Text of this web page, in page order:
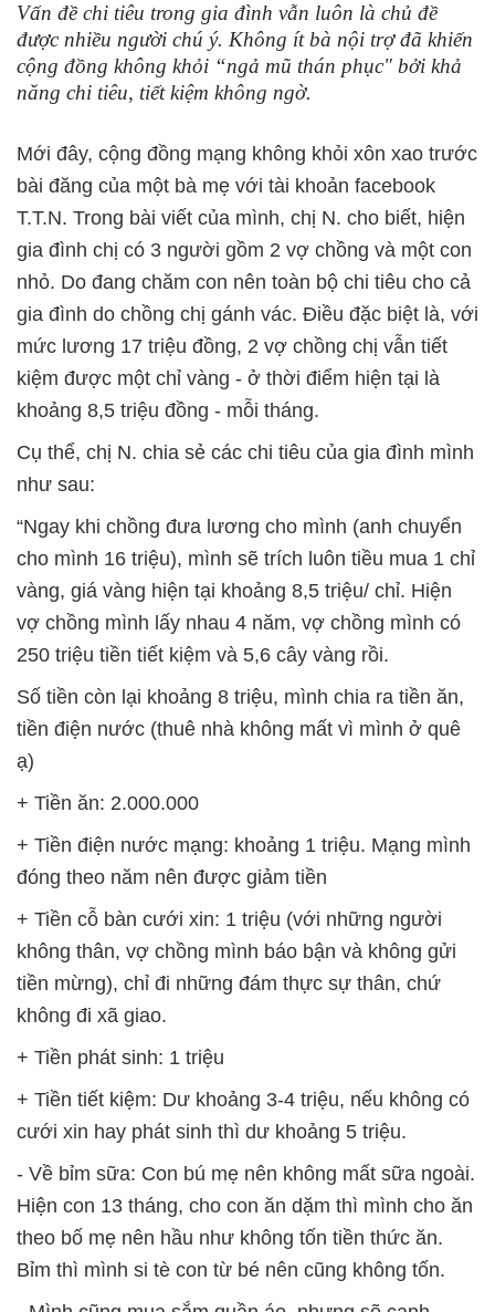
Vấn đề chi tiêu trong gia đình vẫn luôn là chủ đề
được nhiều người chú ý. Không ít bà nội trợ đã khiến
cộng đồng không khỏi “ngả mũ thán phục" bởi khả
năng chi tiêu, tiết kiệm không ngờ.
Mới đây, cộng đồng mạng không khỏi xôn xao trước
bài đăng của một bà mẹ với tài khoản facebook
T.T.N. Trong bài viết của mình, chị N. cho biết, hiện
gia đình chị có 3 người gồm 2 vợ chồng và một con
nhỏ. Do đang chăm con nên toàn bộ chi tiêu cho cả
gia đình do chồng chị gánh vác. Điều đặc biệt là, với
mức lương 17 triệu đồng, 2 vợ chồng chị vẫn tiết
kiệm được một chỉ vàng - ở thời điểm hiện tại là
khoảng 8,5 triệu đồng - mỗi tháng.
Cụ thể, chị N. chia sẻ các chi tiêu của gia đình mình
như sau:
“Ngay khi chồng đưa lương cho mình (anh chuyển
cho mình 16 triệu), mình sẽ trích luôn tiều mua 1 chỉ
vàng, giá vàng hiện tại khoảng 8,5 triệu/ chỉ. Hiện
vợ chồng mình lấy nhau 4 năm, vợ chồng mình có
250 triệu tiền tiết kiệm và 5,6 cây vàng rồi.
Số tiền còn lại khoảng 8 triệu, mình chia ra tiền ăn,
tiền điện nước (thuê nhà không mất vì mình ở quê
ạ)
+ Tiền ăn: 2.000.000
+ Tiền điện nước mạng: khoảng 1 triệu. Mạng mình
đóng theo năm nên được giảm tiền
+ Tiền cỗ bàn cưới xin: 1 triệu (với những người
không thân, vợ chồng mình báo bận và không gửi
tiền mừng), chỉ đi những đám thực sự thân, chứ
không đi xã giao.
+ Tiền phát sinh: 1 triệu
+ Tiền tiết kiệm: Dư khoảng 3-4 triệu, nếu không có
cưới xin hay phát sinh thì dư khoảng 5 triệu.
- Về bỉm sữa: Con bú mẹ nên không mất sữa ngoài.
Hiện con 13 tháng, cho con ăn dặm thì mình cho ăn
theo bố mẹ nên hầu như không tốn tiền thức ăn.
Bỉm thì mình si tè con từ bé nên cũng không tốn.